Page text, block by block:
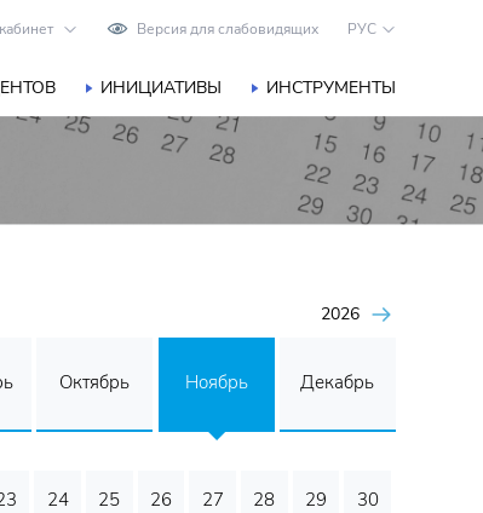
Версия для слабовидящих РУС
ИНИЦИАТИВЫ ИНСТРУМЕНТЫ
2026
Октябрь Ноябрь Декабрь
24 25 26 27 28 29 30